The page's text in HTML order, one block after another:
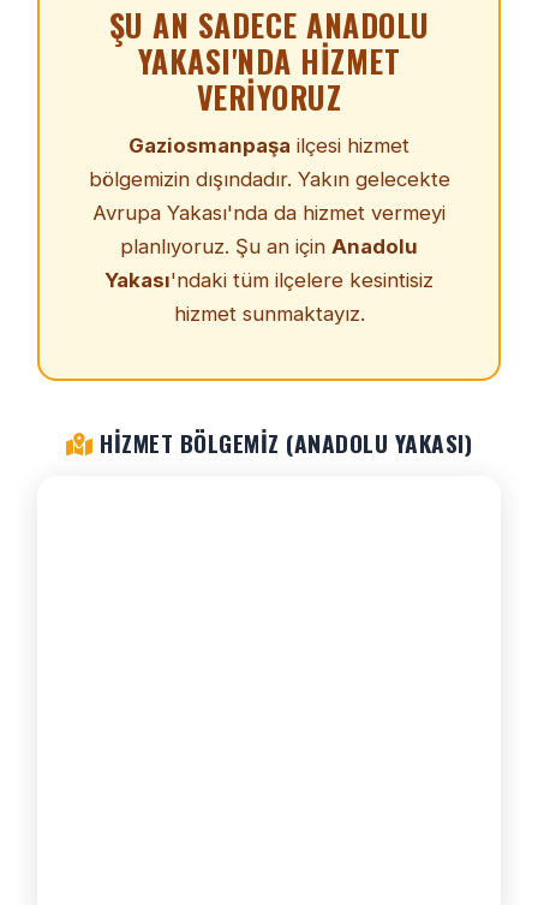
ŞU AN SADECE ANADOLU
YAKASI'NDA HIZMET
VERIYORUZ
Gaziosmanpaşa ilçesi hizmet
bölgemizin dışındadır. Yakın gelecekte
Avrupa Yakası'nda da hizmet vermeyi
planlıyoruz. Şu an için Anadolu
Yakası'ndaki tüm ilçelere kesintisiz
hizmet sunmaktayız.
HIZMET BÖLGEMIZ (ANADOLU YAKASI)